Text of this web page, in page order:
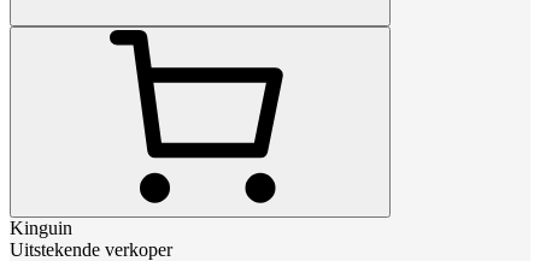
Kinguin
Uitstekende verkoper